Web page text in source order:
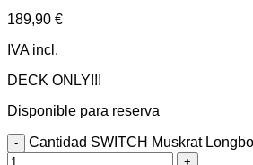
189,90 €
IVA incl.
DECK ONLY!!!
Disponible para reserva
Cantidad SWITCH Muskrat